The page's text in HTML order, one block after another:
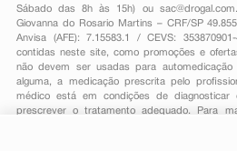
Sábado das 8h às 15h) ou
Giovanna do Rosario Martins – CRF/SP
Anvisa (AFE): 7.15583.1 / CEVS:
contidas neste site, como promoções e
não devem ser usadas para
alguma, a medicação prescrita pelo
médico está em condições de
prescrever o tratamento adequado. Para